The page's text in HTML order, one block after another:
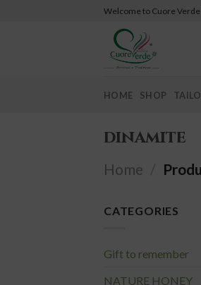
Welcome to Cuore
HOME SHOP
dinamite
Home
CATEGORIES
Gift to remember
NATURE HONEY